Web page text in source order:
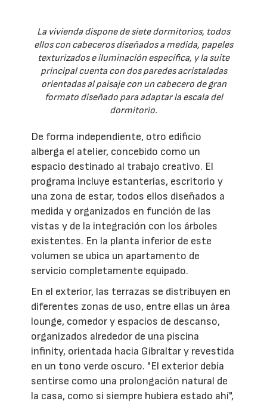
La vivienda dispone de siete dormitorios, todos
ellos con cabeceros diseñados a medida, papeles
texturizados e iluminación específica, y la suite
principal cuenta con dos paredes acristaladas
orientadas al paisaje con un cabecero de gran
formato diseñado para adaptar la escala del
dormitorio.
De forma independiente, otro edificio
alberga el atelier, concebido como un
espacio destinado al trabajo creativo. El
programa incluye estanterías, escritorio y
una zona de estar, todos ellos diseñados a
medida y organizados en función de las
vistas y de la integración con los árboles
existentes. En la planta inferior de este
volumen se ubica un apartamento de
servicio completamente equipado.
En el exterior, las terrazas se distribuyen en
diferentes zonas de uso, entre ellas un área
lounge, comedor y espacios de descanso,
organizados alrededor de una piscina
infinity, orientada hacia Gibraltar y revestida
en un tono verde oscuro. "El exterior debía
sentirse como una prolongación natural de
la casa, como si siempre hubiera estado ahí",